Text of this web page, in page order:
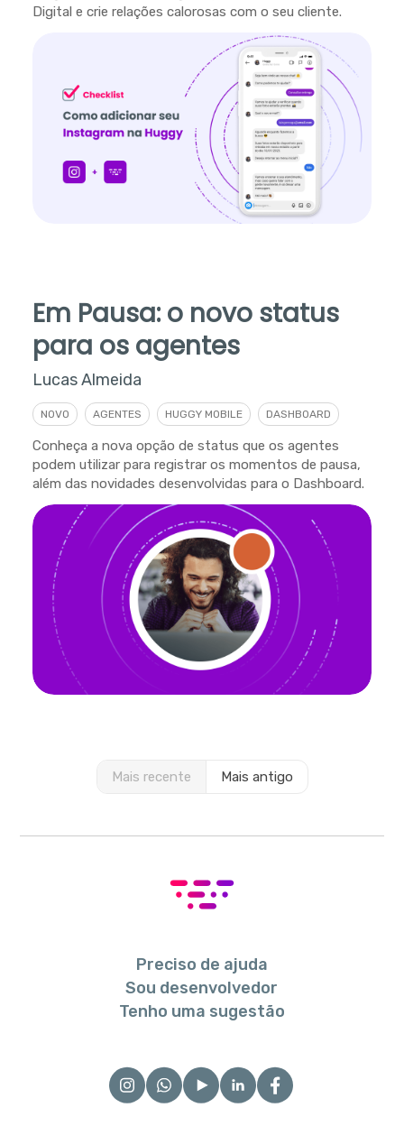
Digital e crie relações calorosas com o seu cliente.
Em Pausa: o novo status
para os agentes
Lucas Almeida
NOVO AGENTES HUGGY MOBILE DASHBOARD
Conheça a nova opção de status que os agentes
podem utilizar para registrar os momentos de pausa,
além das novidades desenvolvidas para o Dashboard.
Mais recente Mais antigo
Preciso de ajuda
Sou desenvolvedor
Tenho uma sugestão